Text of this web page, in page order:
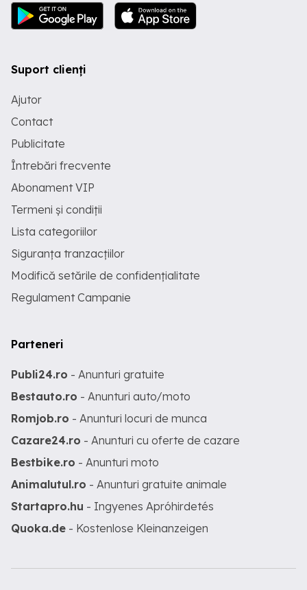
Suport clienți
Ajutor
Contact
Publicitate
Întrebări frecvente
Abonament VIP
Termeni și condiții
Lista categoriilor
Siguranța tranzacțiilor
Modifică setările de confidențialitate
Regulament Campanie
Parteneri
Publi24.ro - Anunturi gratuite
Bestauto.ro - Anunturi auto/moto
Romjob.ro - Anunturi locuri de munca
Cazare24.ro - Anunturi cu oferte de cazare
Bestbike.ro - Anunturi moto
Animalutul.ro - Anunturi gratuite animale
Startapro.hu - Ingyenes Apróhirdetés
Quoka.de - Kostenlose Kleinanzeigen